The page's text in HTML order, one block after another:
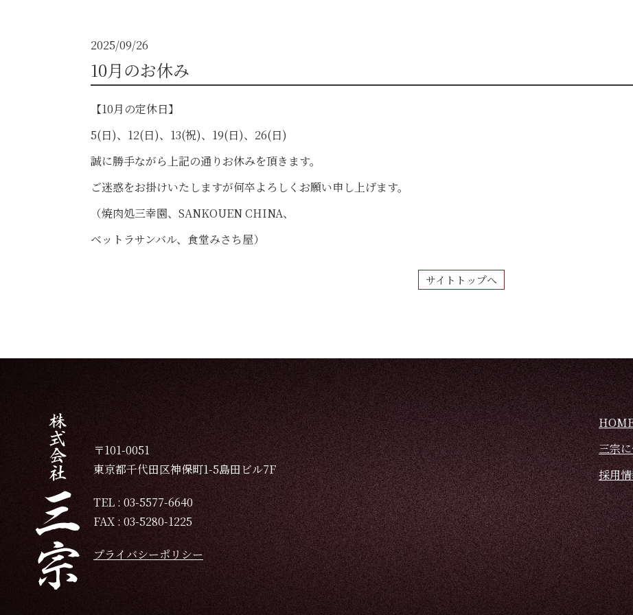
2025/09/26
10月のお休み
【10月の定休日】
5(日)、12(日)、13(祝)、19(日)、26(日)
誠に勝手ながら上記の通りお休みを頂きます。
ご迷惑をお掛けいたしますが何卒よろしくお願い申し上げます。
（焼肉処三幸園、SANKOUEN CHINA、
ベットラサンバル、食堂みさち屋）
サイトトップへ
〒101-0051
東京都千代田区神保町1-5島田ビル7F
TEL : 03-5577-6640
FAX : 03-5280-1225
プライバシーポリシー
三宗
採用